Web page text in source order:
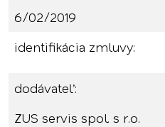
6/02/2019
identifikácia zmluvy:
dodávateľ:
ZUS servis spol. s r.o.